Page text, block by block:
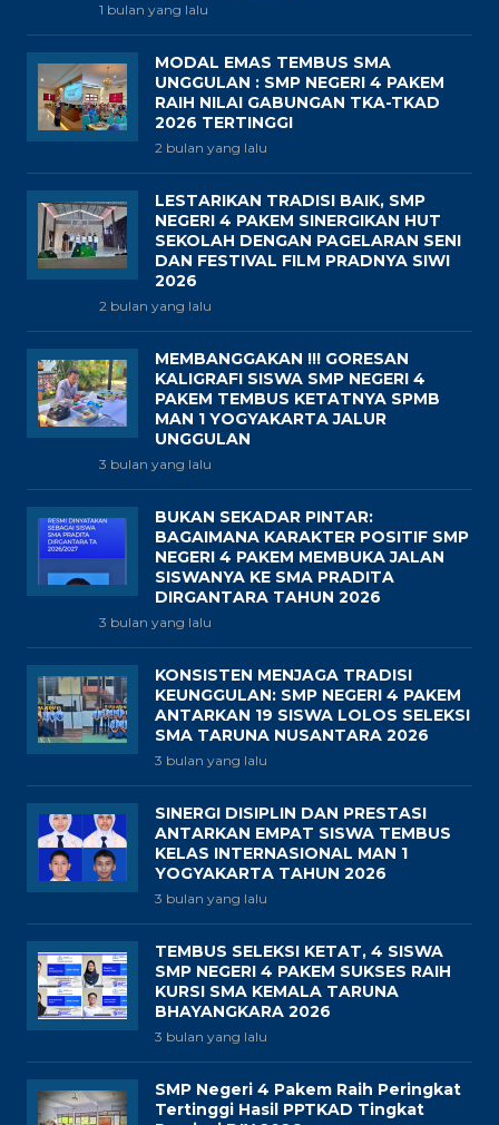
1 bulan yang lalu
MODAL EMAS TEMBUS SMA
UNGGULAN : SMP NEGERI 4 PAKEM
RAIH NILAI GABUNGAN TKA-TKAD
2026 TERTINGGI
2 bulan yang lalu
LESTARIKAN TRADISI BAIK, SMP
NEGERI 4 PAKEM SINERGIKAN HUT
SEKOLAH DENGAN PAGELARAN SENI
DAN FESTIVAL FILM PRADNYA SIWI
2026
2 bulan yang lalu
MEMBANGGAKAN !!! GORESAN
KALIGRAFI SISWA SMP NEGERI 4
PAKEM TEMBUS KETATNYA SPMB
MAN 1 YOGYAKARTA JALUR
UNGGULAN
3 bulan yang lalu
BUKAN SEKADAR PINTAR:
BAGAIMANA KARAKTER POSITIF SMP
NEGERI 4 PAKEM MEMBUKA JALAN
SISWANYA KE SMA PRADITA
DIRGANTARA TAHUN 2026
3 bulan yang lalu
KONSISTEN MENJAGA TRADISI
KEUNGGULAN: SMP NEGERI 4 PAKEM
ANTARKAN 19 SISWA LOLOS SELEKSI
SMA TARUNA NUSANTARA 2026
3 bulan yang lalu
SINERGI DISIPLIN DAN PRESTASI
ANTARKAN EMPAT SISWA TEMBUS
KELAS INTERNASIONAL MAN 1
YOGYAKARTA TAHUN 2026
3 bulan yang lalu
TEMBUS SELEKSI KETAT, 4 SISWA
SMP NEGERI 4 PAKEM SUKSES RAIH
KURSI SMA KEMALA TARUNA
BHAYANGKARA 2026
3 bulan yang lalu
SMP Negeri 4 Pakem Raih Peringkat
Tertinggi Hasil PPTKAD Tingkat